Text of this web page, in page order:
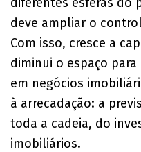
deve ampliar o
Com isso, cresce a
diminui o espaço
em negócios
à arrecadação: a
toda a cadeia, do
imobiliários.